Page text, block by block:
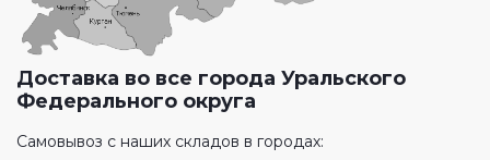
Доставка во все города Уральского
Федерального округа
Самовывоз с наших складов в городах: